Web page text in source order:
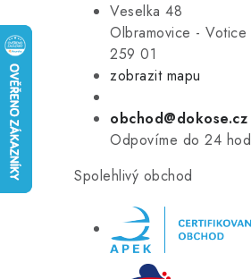
Veselka 48
Olbramovice - Votice
259 01
zobrazit mapu
obchod@dokose.cz
Odpovíme do 24
Spolehlivý obchod